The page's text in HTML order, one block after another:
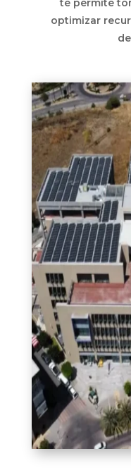
te permite
optimizar